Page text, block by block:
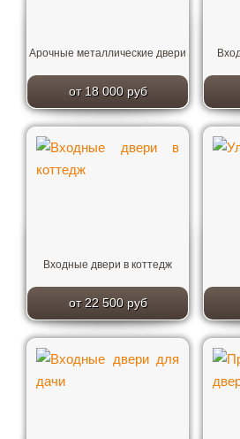
Арочные металлические двери
от 18 000 руб
Входные двери в коттедж
от 22 500 руб